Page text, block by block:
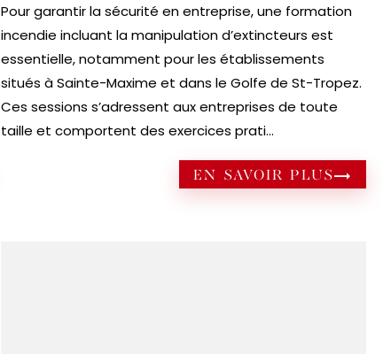
Pour garantir la sécurité en entreprise, une formation
incendie incluant la manipulation d’extincteurs est
essentielle, notamment pour les établissements
situés à Sainte-Maxime et dans le Golfe de St-Tropez.
Ces sessions s’adressent aux entreprises de toute
taille et comportent des exercices prati...
EN SAVOIR PLUS